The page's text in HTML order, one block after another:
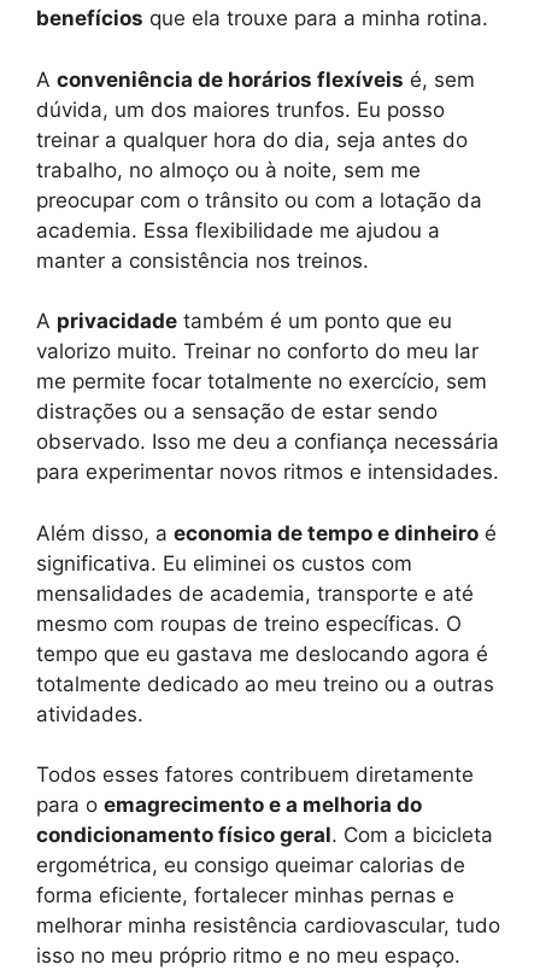
benefícios que ela trouxe para a minha rotina.
A conveniência de horários flexíveis é, sem
dúvida, um dos maiores trunfos. Eu posso
treinar a qualquer hora do dia, seja antes do
trabalho, no almoço ou à noite, sem me
preocupar com o trânsito ou com a lotação da
academia. Essa flexibilidade me ajudou a
manter a consistência nos treinos.
A privacidade também é um ponto que eu
valorizo muito. Treinar no conforto do meu lar
me permite focar totalmente no exercício, sem
distrações ou a sensação de estar sendo
observado. Isso me deu a confiança necessária
para experimentar novos ritmos e intensidades.
Além disso, a economia de tempo e dinheiro é
significativa. Eu eliminei os custos com
mensalidades de academia, transporte e até
mesmo com roupas de treino específicas. O
tempo que eu gastava me deslocando agora é
totalmente dedicado ao meu treino ou a outras
atividades.
Todos esses fatores contribuem diretamente
para o emagrecimento e a melhoria do
condicionamento físico geral. Com a bicicleta
ergométrica, eu consigo queimar calorias de
forma eficiente, fortalecer minhas pernas e
melhorar minha resistência cardiovascular, tudo
isso no meu próprio ritmo e no meu espaço.